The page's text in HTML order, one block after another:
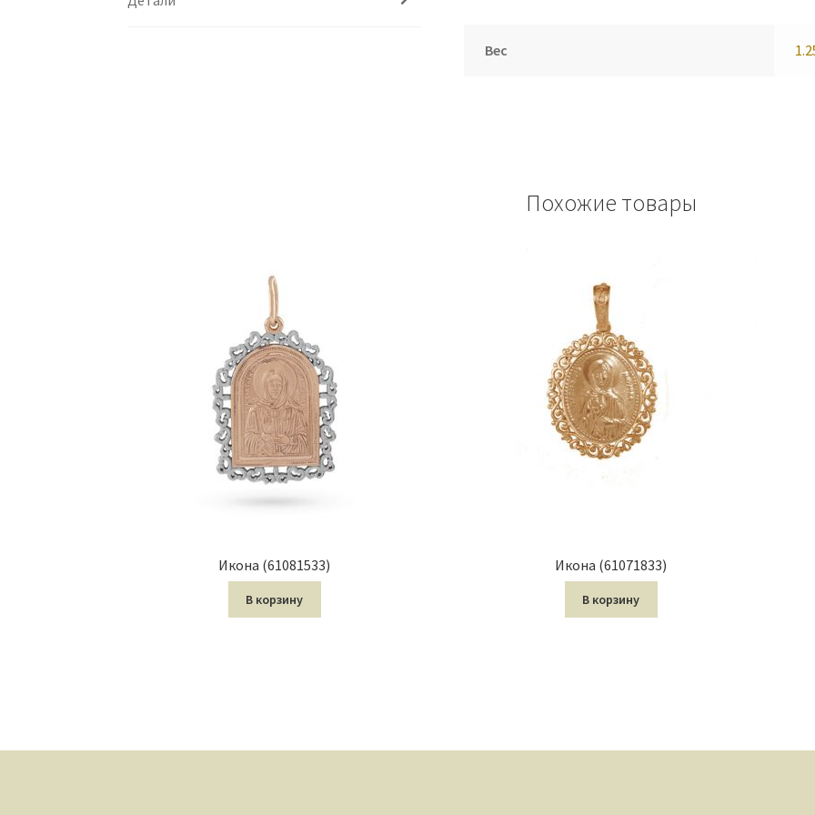
Вес
Похожие товары
Икона (61081533)
В корзину
Икона (61071833)
В корзину